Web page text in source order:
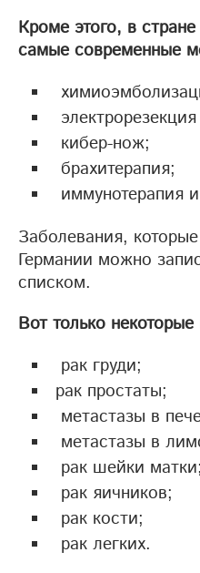
Кроме этого, в
самые современные
кибер-нож;
брахитерапия;
иммунотерапия
Заболевания,
Германии можно
списком.
Вот только
рак груди;
рак простаты;
метастазы в
метастазы в
рак шейки матки;
рак яичников;
рак кости;
рак легких.